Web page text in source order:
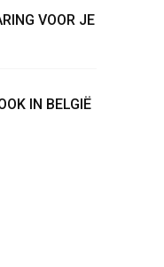
VOOR JE
IN BELGIË